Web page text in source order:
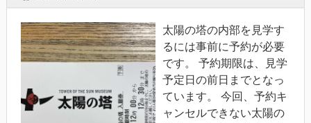
太陽の塔の内部を見学す
るには事前に予約が必要
です。 予約期限は、見学
予定日の前日までとなっ
ています。 今回、予約キ
ャンセルできない太陽の